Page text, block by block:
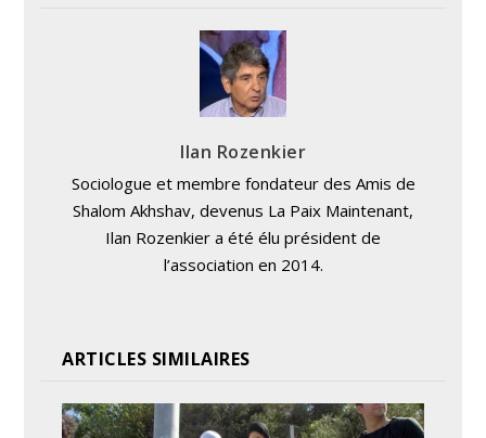
Ilan Rozenkier
Sociologue et membre fondateur des Amis de
Shalom Akhshav, devenus La Paix Maintenant,
Ilan Rozenkier a été élu président de
l’association en 2014.
ARTICLES SIMILAIRES